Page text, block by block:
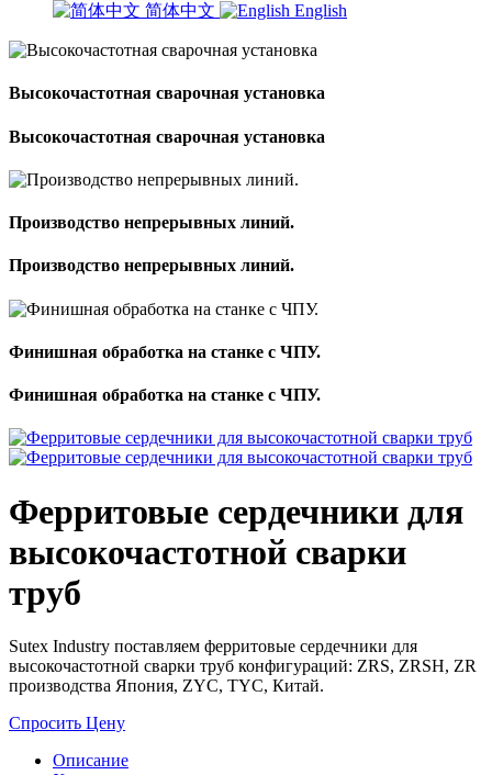
简体中文 English
Высокочастотная сварочная установка
Высокочастотная сварочная установка
Производство непрерывных линий.
Производство непрерывных линий.
Финишная обработка на станке с ЧПУ.
Финишная обработка на станке с ЧПУ.
Ферритовые сердечники для
высокочастотной сварки
труб
Sutex Industry поставляем ферритовые сердечники для
высокочастотной сварки труб конфигураций: ZRS, ZRSH, ZR
производства Япония, ZYC, TYC, Китай.
Спросить Цену
Описание